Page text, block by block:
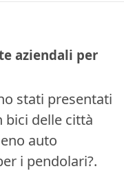
aziendali per
stati presentati
bici delle città
auto
i pendolari?.